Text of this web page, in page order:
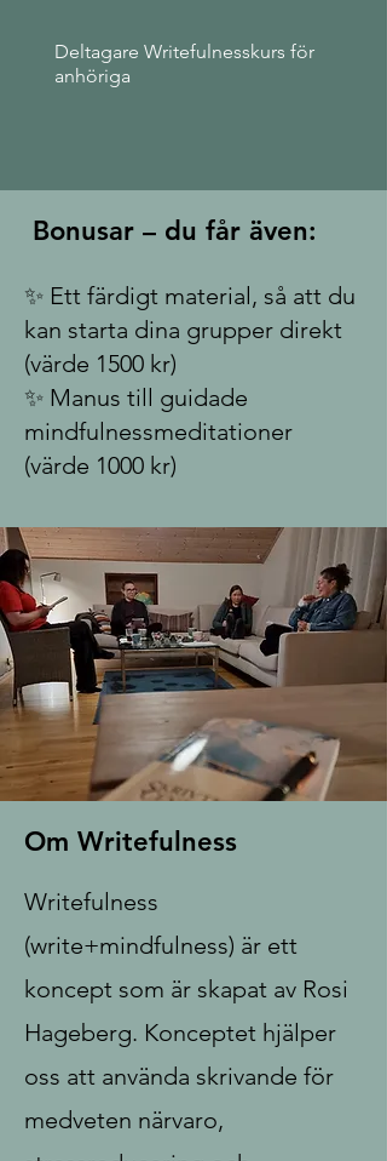
Deltagare Writefulnesskurs för
anhöriga
Bonusar – du får även:
✨ Ett färdigt material, så att du
kan starta dina grupper direkt
(värde 1500 kr)
✨ Manus till guidade
mindfulnessmeditationer
(värde 1000 kr)
Om Writefulness
Writefulness
(write+mindfulness) är ett
koncept som är skapat av Rosi
Hageberg. Konceptet hjälper
oss att använda skrivande för
medveten närvaro,